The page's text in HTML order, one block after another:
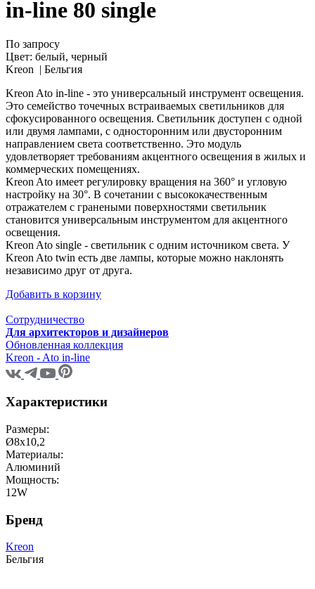
in-line 80 single
По запросу
Цвет: белый, черный
Kreon | Бельгия
Kreon Ato in-line - это универсальный инструмент освещения.
Это семейство точечных встраиваемых светильников для
сфокусированного освещения. Светильник доступен с одной
или двумя лампами, с односторонним или двусторонним
направлением света соответственно. Это модуль
удовлетворяет требованиям акцентного освещения в жилых и
коммерческих помещениях.
Kreon Ato имеет регулировку вращения на 360° и угловую
настройку на 30°. В сочетании с высококачественным
отражателем с гранеными поверхностями светильник
становится универсальным инструментом для акцентного
освещения.
Kreon Ato single - светильник с одним источником света. У
Kreon Ato twin есть две лампы, которые можно наклонять
независимо друг от друга.
Добавить в корзину
Сотрудничество
Для архитекторов и дизайнеров
Обновленная коллекция
Kreon - Ato in-line
Характеристики
Размеры:
Ø8x10,2
Материалы:
Алюминий
Мощность:
12W
Бренд
Kreon
Бельгия